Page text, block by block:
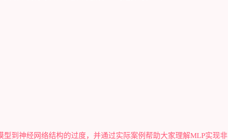
到神经网络结构的过度，并通过实际案例帮助大家理解MLP实现非